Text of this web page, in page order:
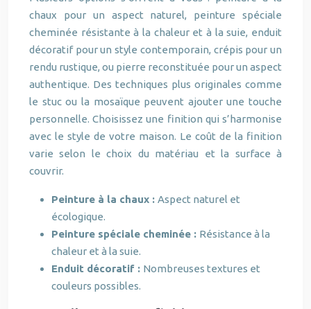
chaux pour un aspect naturel, peinture spéciale
cheminée résistante à la chaleur et à la suie, enduit
décoratif pour un style contemporain, crépis pour un
rendu rustique, ou pierre reconstituée pour un aspect
authentique. Des techniques plus originales comme
le stuc ou la mosaïque peuvent ajouter une touche
personnelle. Choisissez une finition qui s’harmonise
avec le style de votre maison. Le coût de la finition
varie selon le choix du matériau et la surface à
couvrir.
Peinture à la chaux : Aspect naturel et
écologique.
Peinture spéciale cheminée : Résistance à la
chaleur et à la suie.
Enduit décoratif : Nombreuses textures et
couleurs possibles.